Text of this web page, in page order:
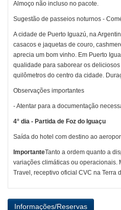
Almoço não incluso no pacote.
Sugestão de passeios noturnos -
A cidade de Puerto Iguazú, na
casacos e jaquetas de couro,
aprecia um bom vinho. Em Puerto
qualidade para saborear os
quilômetros do centro da cidade.
Observações importantes
- Atentar para a documentação
4° dia - Partida de Foz do Iguaçu
Saída do hotel com destino ao
ImportanteTanto a ordem quanto a
variações climáticas ou operacionais.
Travel, receptivo oficial CVC na Terra